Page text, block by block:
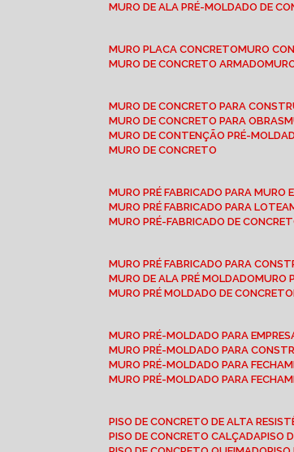
MURO DE ALA PRÉ-MOLDADO DE
MURO PLACA CONCRETO
MURO
MURO DE CONCRETO ARMADO
MURO DE CONCRETO PARA
MURO DE CONCRETO PARA OBRAS
MURO DE CONTENÇÃO PRÉ-
MURO DE CONCRETO
MURO PRÉ FABRICADO PARA MURO
MURO PRÉ FABRICADO PARA
MURO PRÉ-FABRICADO DE
MURO PRÉ FABRICADO PARA
MURO DE ALA PRÉ MOLDADO
MURO PRÉ MOLDADO DE CONCRETO
MURO PRÉ-MOLDADO PARA
MURO PRÉ-MOLDADO PARA
MURO PRÉ-MOLDADO PARA
MURO PRÉ-MOLDADO PARA
PISO DE CONCRETO DE ALTA
PISO DE CONCRETO CALÇADA PISO